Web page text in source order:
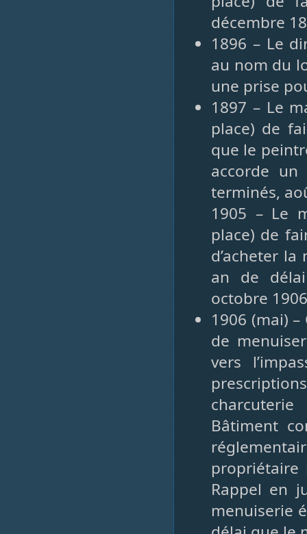
décembre
1896 – Le
au nom du
une prise
1897 – Le
place) de
que le
accorde un
terminés,
1905 – Le
place) de
d’acheter
an de
octobre 1906
1906 (mai)
de
vers
Bâtiment
propriétaire
Rappel en
menuiserie